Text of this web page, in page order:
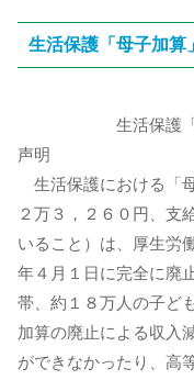
生活保護「母子加算
生活保護「母子
声明
生活保護における「
２万３，２６０円、支
いること）は、厚生労
年４月１日に完全に廃
帯、約１８万人の子ど
加算の廃止による収入
ができなかったり、高